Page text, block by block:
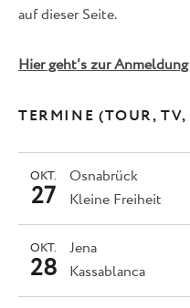
auf dieser Seite.
Hier geht’s zur Anmeldung
TERMINE (TOUR,
Osnabrück
OKT.
27 Kleine Freiheit
Jena
OKT.
28 Kassablanca